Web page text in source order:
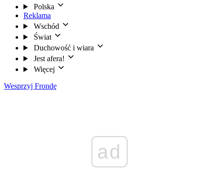
Polska
Reklama
Wschód
Świat
Duchowość i wiara
Jest afera!
Więcej
Wesprzyj Frondę
ad